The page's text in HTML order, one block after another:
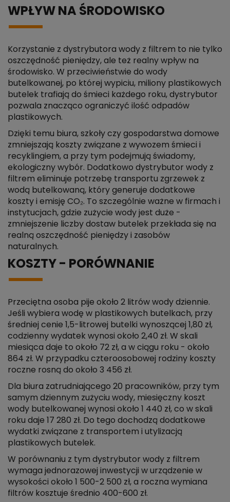
WPŁYW NA ŚRODOWISKO
Korzystanie z dystrybutora wody z filtrem to nie tylko
oszczędność pieniędzy, ale też realny wpływ na
środowisko. W przeciwieństwie do wody
butelkowanej, po której wypiciu, miliony plastikowych
butelek trafiają do śmieci każdego roku, dystrybutor
pozwala znacząco ograniczyć ilość odpadów
plastikowych.
Dzięki temu biura, szkoły czy gospodarstwa domowe
zmniejszają koszty związane z wywozem śmieci i
recyklingiem, a przy tym podejmują świadomy,
ekologiczny wybór. Dodatkowo dystrybutor wody z
filtrem eliminuje potrzebę transportu zgrzewek z
wodą butelkowaną, który generuje dodatkowe
koszty i emisję CO₂. To szczególnie ważne w firmach i
instytucjach, gdzie zużycie wody jest duże -
zmniejszenie liczby dostaw butelek przekłada się na
realną oszczędność pieniędzy i zasobów
naturalnych.
KOSZTY - PORÓWNANIE
Przeciętna osoba pije około 2 litrów wody dziennie.
Jeśli wybiera wodę w plastikowych butelkach, przy
średniej cenie 1,5-litrowej butelki wynoszącej 1,80 zł,
codzienny wydatek wynosi około 2,40 zł. W skali
miesiąca daje to około 72 zł, a w ciągu roku - około
864 zł. W przypadku czteroosobowej rodziny koszty
roczne rosną do około 3 456 zł.
Dla biura zatrudniającego 20 pracowników, przy tym
samym dziennym zużyciu wody, miesięczny koszt
wody butelkowanej wynosi około 1 440 zł, co w skali
roku daje 17 280 zł. Do tego dochodzą dodatkowe
wydatki związane z transportem i utylizacją
plastikowych butelek.
W porównaniu z tym dystrybutor wody z filtrem
wymaga jednorazowej inwestycji w urządzenie w
wysokości około 1 500-2 500 zł, a roczna wymiana
filtrów kosztuje średnio 400-600 zł.